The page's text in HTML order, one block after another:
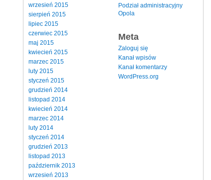
wrzesień 2015
sierpień 2015
lipiec 2015
czerwiec 2015
maj 2015
kwiecień 2015
marzec 2015
luty 2015
styczeń 2015
grudzień 2014
listopad 2014
kwiecień 2014
marzec 2014
luty 2014
styczeń 2014
grudzień 2013
listopad 2013
październik 2013
wrzesień 2013
Podział administracyjny
Opola
Meta
Zaloguj się
Kanał wpisów
Kanał komentarzy
WordPress.org